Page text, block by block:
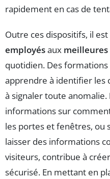
rapidement en cas de
Outre ces dispositifs, il
employésaux
quotidien. Des
apprendre à identifier les
à signaler toute
informations sur
les portes et fenêtres, ou
laisser des informations
visiteurs, contribue à
sécurisé. En mettant en